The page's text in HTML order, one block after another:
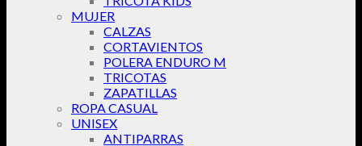
MUJER
CALZAS
CORTAVIENTOS
POLERA ENDURO M
TRICOTAS
ZAPATILLAS
ROPA CASUAL
UNISEX
ANTIPARRAS